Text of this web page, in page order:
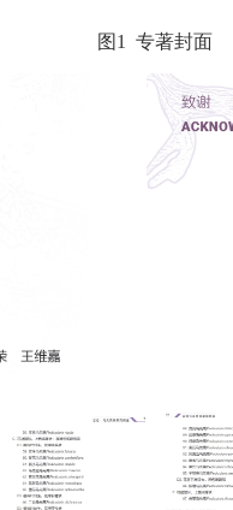
图1 专著封面